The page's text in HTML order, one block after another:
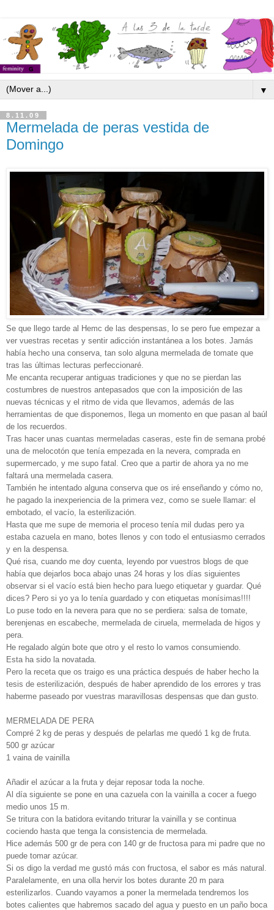
▼
8.11.09
Mermelada de peras vestida de
Domingo
Se que llego tarde al Hemc de las despensas, lo se pero fue empezar a
ver vuestras recetas y sentir adicción instantánea a los botes. Jamás
había hecho una conserva, tan solo alguna mermelada de tomate que
tras las últimas lecturas perfeccionaré.
Me encanta recuperar antiguas tradiciones y que no se pierdan las
costumbres de nuestros antepasados que con la imposición de las
nuevas técnicas y el ritmo de vida que llevamos, además de las
herramientas de que disponemos, llega un momento en que pasan al baúl
de los recuerdos.
Tras hacer unas cuantas mermeladas caseras, este fin de semana probé
una de melocotón que tenía empezada en la nevera, comprada en
supermercado, y me supo fatal. Creo que a partir de ahora ya no me
faltará una mermelada casera.
También he intentado alguna conserva que os iré enseñando y cómo no,
he pagado la inexperiencia de la primera vez, como se suele llamar: el
embotado, el vacío, la esterilización.
Hasta que me supe de memoria el proceso tenía mil dudas pero ya
estaba cazuela en mano, botes llenos y con todo el entusiasmo cerrados
y en la despensa.
Qué risa, cuando me doy cuenta, leyendo por vuestros blogs de que
había que dejarlos boca abajo unas 24 horas y los días siguientes
observar si el vacío está bien hecho para luego etiquetar y guardar. Qué
dices? Pero si yo ya lo tenía guardado y con etiquetas monísimas!!!!
Lo puse todo en la nevera para que no se perdiera: salsa de tomate,
berenjenas en escabeche, mermelada de ciruela, mermelada de higos y
pera.
He regalado algún bote que otro y el resto lo vamos consumiendo.
Esta ha sido la novatada.
Pero la receta que os traigo es una práctica después de haber hecho la
tesis de esterilización, después de haber aprendido de los errores y tras
haberme paseado por vuestras maravillosas despensas que dan gusto.
MERMELADA DE PERA
Compré 2 kg de peras y después de pelarlas me quedó 1 kg de fruta.
500 gr azúcar
1 vaina de vainilla
Añadir el azúcar a la fruta y dejar reposar toda la noche.
Al día siguiente se pone en una cazuela con la vainilla a cocer a fuego
medio unos 15 m.
Se tritura con la batidora evitando triturar la vainilla y se continua
cociendo hasta que tenga la consistencia de mermelada.
Hice además 500 gr de pera con 140 gr de fructosa para mi padre que no
puede tomar azúcar.
Si os digo la verdad me gustó más con fructosa, el sabor es más natural.
Paralelamente, en una olla hervir los botes durante 20 m para
esterilizarlos. Cuando vayamos a poner la mermelada tendremos los
botes calientes que habremos sacado del agua y puesto en un paño boca